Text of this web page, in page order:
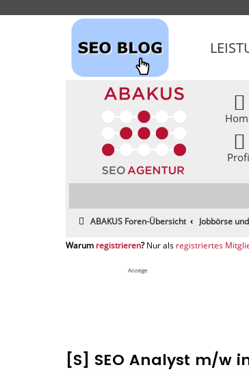
ABAKUS Foren-Übersicht Jobbörse
registrieren registriertes
Anzeige
[S] SEO Analyst m/w